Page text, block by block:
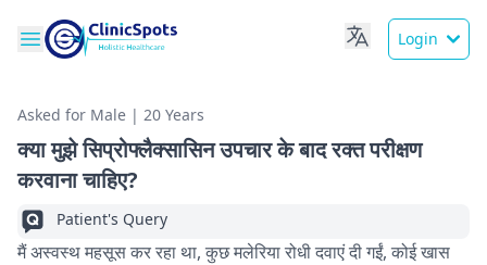
Login
Asked for Male | 20 Years
क्या मुझे सिप्रोफ्लैक्सासिन उपचार के बाद रक्त परीक्षण
करवाना चाहिए?
Patient's Query
मैं अस्वस्थ महसूस कर रहा था, कुछ मलेरिया रोधी दवाएं दी गईं, कोई खास